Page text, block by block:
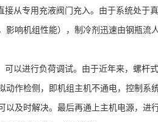
从专用充液阀门充入。由于系统处于
响机组性能），制冷剂迅速由钢瓶流
以进行负荷调试。由于近年来，螺杆
作检侧，即机组主机不通电，控制系
及时解决。最后再通上主机电源，进